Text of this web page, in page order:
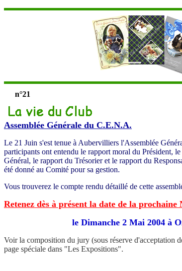
n°21
Assemblée Générale du C.E.N.A.
Le 21 Juin s'est tenue à Aubervilliers l'Assemblée
participants ont entendu le rapport moral du Président,
Général, le rapport du Trésorier et le rapport du
été donné au Comité pour sa gestion.
Vous trouverez le compte rendu détaillé de cette
Retenez dès à présent la date de la prochaine
le Dimanche 2 Mai 2004 à
Voir la composition du jury (sous réserve d'acceptation
page spéciale dans "Les Expositions".